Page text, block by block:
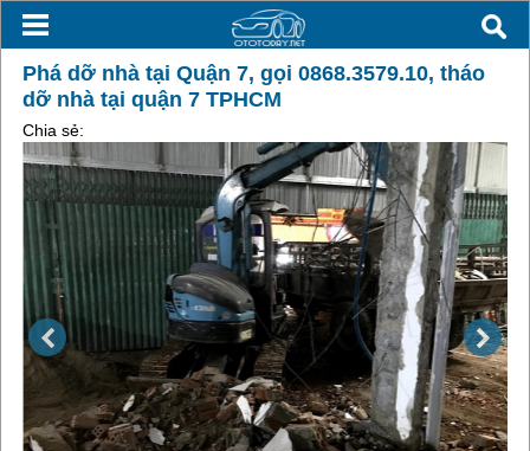
Phá dỡ nhà tại Quận 7, gọi 0868.3579.10, tháo
dỡ nhà tại quận 7 TPHCM
Chia sẻ: